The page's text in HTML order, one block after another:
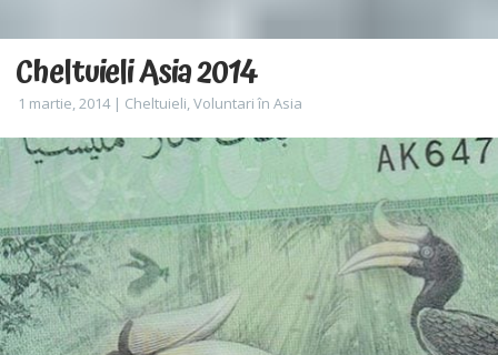
Cheltuieli Asia 2014
1 martie, 2014 | Cheltuieli,Voluntari în Asia